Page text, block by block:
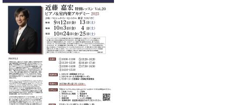
サ
ー
ト /
C.
ベ
ヒ
シ
ュ
タ
技
術
ド
ピ
ア
ノ
を
作
る
こ
と
ベ
ヒ
シ
ュ
タ
イ
ン
ブ
ラ
ン
ド
ヒ
ス
舗
か
ら
の
お
知
た
い！
学
び
た
い！
録
音
し
ベ
ヒ
ュ
タ
イ
ン・
サ
ロ